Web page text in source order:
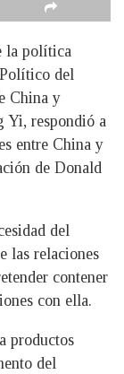
la política
del
China y
Yi, respondió a
entre China y
de Donald
del
las relaciones
contener
con ella.
productos
del